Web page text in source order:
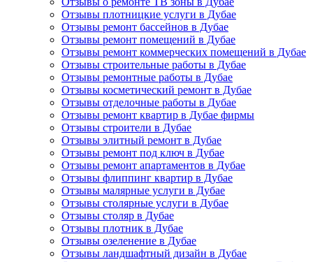
Отзывы плотницкие услуги в Дубае
Отзывы ремонт бассейнов в Дубае
Отзывы ремонт помещений в Дубае
Отзывы ремонт коммерческих помещений в Дубае
Отзывы строительные работы в Дубае
Отзывы ремонтные работы в Дубае
Отзывы косметический ремонт в Дубае
Отзывы отделочные работы в Дубае
Отзывы ремонт квартир в Дубае фирмы
Отзывы строители в Дубае
Отзывы элитный ремонт в Дубае
Отзывы ремонт под ключ в Дубае
Отзывы ремонт апартаментов в Дубае
Отзывы флиппинг квартир в Дубае
Отзывы малярные услуги в Дубае
Отзывы столярные услуги в Дубае
Отзывы столяр в Дубае
Отзывы плотник в Дубае
Отзывы озеленение в Дубае
Отзывы ландшафтный дизайн в Дубае